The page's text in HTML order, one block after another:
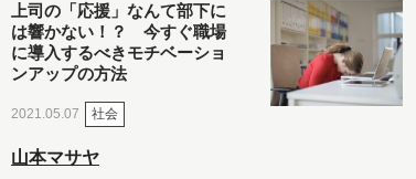
上司の「応援」なんて部下に
は響かない！？ 今すぐ職場
に導入するべきモチベーショ
ンアップの方法
2021.05.07 社会
山本マサヤ